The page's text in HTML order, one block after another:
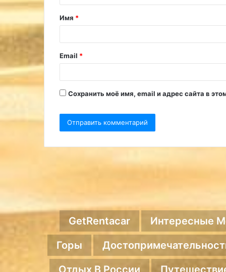
т
а
й
*
Имя *
Email *
Сохранить моё имя, email и адрес сайта в
GetRentacar Интересные
Горы
Отдых В России